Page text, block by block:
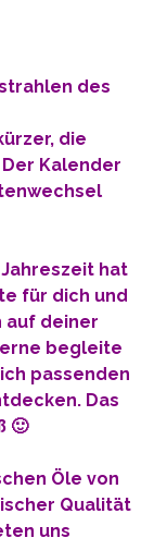
des
die
Kalender
hat
für dich und
auf deiner
begleite
passenden
Das
🙂
Öle von
Qualität
uns